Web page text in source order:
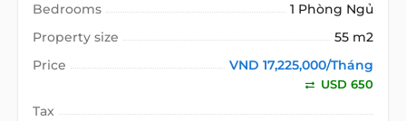
Bedrooms
1 Phòng Ngủ
Property size
55 m2
Price
VND 17,225,000/Tháng
USD 650
Tax